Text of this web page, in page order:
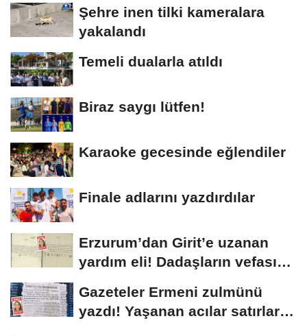
Şehre inen tilki kameralara
yakalandı
Temeli dualarla atıldı
Biraz saygı lütfen!
Karaoke gecesinde eğlendiler
Finale adlarını yazdırdılar
Erzurum’dan Girit’e uzanan
yardım eli! Dadaşların vefası
Gazeteler Ermeni zulmünü
yazdı! Yaşanan acılar satırlara